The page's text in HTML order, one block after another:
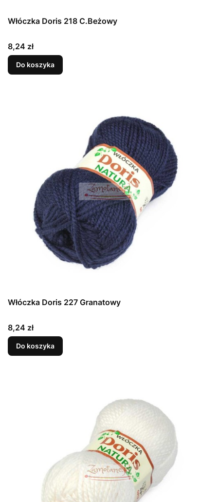
Włóczka Doris 218 C.Beżowy
Cena
8,24 zł
Do koszyka
Włóczka Doris 227 Granatowy
Cena
8,24 zł
Do koszyka